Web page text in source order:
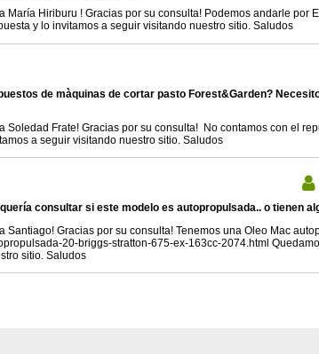
María Hiriburu ! Gracias por su consulta! Podemos andarle por
y lo invitamos a seguir visitando nuestro sitio. Saludos
de màquinas de cortar pasto Forest&Garden?
Soledad Frate! Gracias por su consulta! No contamos con el
a seguir visitando nuestro sitio. Saludos
consultar si este modelo es autopropulsada.. o tienen
Santiago! Gracias por su consulta! Tenemos una Oleo Mac
20-briggs-stratton-675-ex-163cc-2074.html
sitio. Saludos